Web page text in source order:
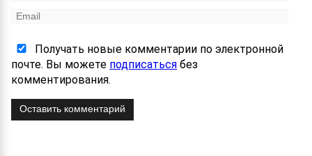
Получать новые комментарии по электронной
почте. Вы можете подписаться без
комментирования.
Оставить комментарий